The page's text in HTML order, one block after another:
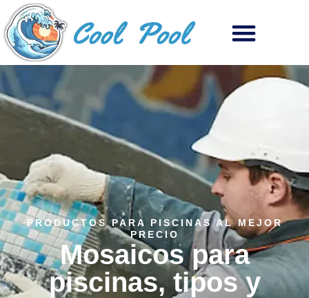
PRODUCTOS PARA PISCINAS AL MEJOR
PRECIO
Mosaicos para
piscinas, tipos y